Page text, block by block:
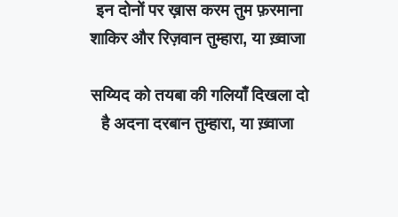
इन दोनों पर ख़ास करम तुम फ़रमाना
शाकिर और रिज़वान तुम्हारा, या ख़्वाजा
सय्यिद को तयबा की गलियाँ दिखला दो
है अदना दरबान तुम्हारा, या ख़्वाजा